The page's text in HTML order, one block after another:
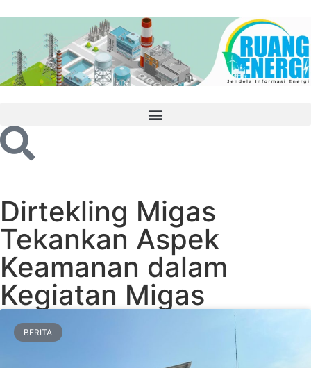
Dirtekling Migas
Tekankan Aspek
Keamanan dalam
Kegiatan Migas
BERITA